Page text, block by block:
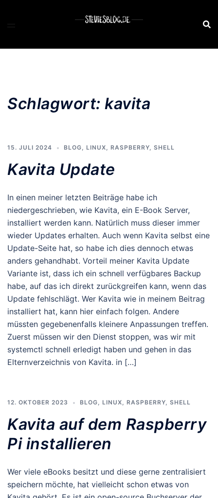
Schlagwort: kavita
15. JULI 2024 BLOG, LINUX, RASPBERRY, SHELL
Kavita Update
In einen meiner letzten Beiträge habe ich
niedergeschrieben, wie Kavita, ein E-Book Server,
installiert werden kann. Natürlich muss dieser immer
wieder Updates erhalten. Auch wenn Kavita selbst eine
Update-Seite hat, so habe ich dies dennoch etwas
anders gehandhabt. Vorteil meiner Kavita Update
Variante ist, dass ich ein schnell verfügbares Backup
habe, auf das ich direkt zurückgreifen kann, wenn das
Update fehlschlägt. Wer Kavita wie in meinem Beitrag
installiert hat, kann hier einfach folgen. Andere
müssten gegebenenfalls kleinere Anpassungen treffen.
Zuerst müssen wir den Dienst stoppen, was wir mit
systemctl schnell erledigt haben und gehen in das
Elternverzeichnis von Kavita. in […]
12. OKTOBER 2023 BLOG, LINUX, RASPBERRY, SHELL
Kavita auf dem Raspberry
Pi installieren
Wer viele eBooks besitzt und diese gerne zentralisiert
speichern möchte, hat vielleicht schon etwas von